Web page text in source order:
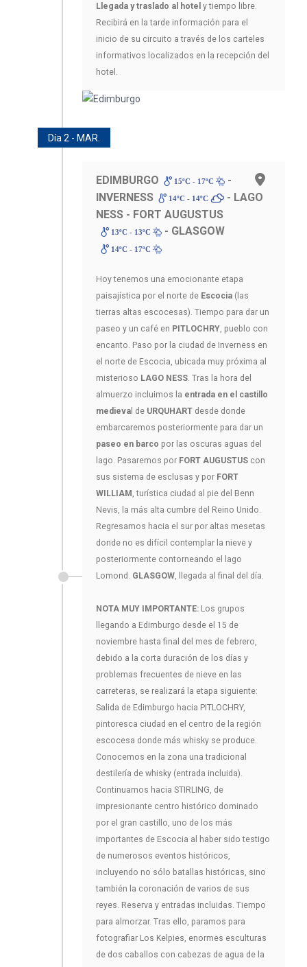
Llegada y traslado al hotel y tiempo libre.
Recibirá en la tarde información para el
inicio de su circuito a través de los carteles
informativos localizados en la recepción del
hotel.
Día 2 - MAR.
EDIMBURGO 15ºC - 17ºC
-
INVERNESS
14ºC - 14ºC
- LAGO
NESS - FORT AUGUSTUS
13ºC - 13ºC - GLASGOW
14ºC - 17ºC
Hoy tenemos una emocionante etapa
paisajística por el norte de Escocia (las
tierras altas escocesas). Tiempo para dar un
paseo y un café en PITLOCHRY , pueblo con
encanto. Paso por la ciudad de Inverness en
el norte de Escocia, ubicada muy próxima al
misterioso LAGO NESS . Tras la hora del
almuerzo incluimos la entrada en el castillo
medieva l de URQUHART desde donde
embarcaremos posteriormente para dar un
paseo en barco por las oscuras aguas del
lago. Pasaremos por FORT AUGUSTUS con
sus sistema de esclusas y por FORT
WILLIAM , turística ciudad al pie del Benn
Nevis, la más alta cumbre del Reino Unido.
Regresamos hacia el sur por altas mesetas
donde no es difícil contemplar la nieve y
posteriormente contorneando el lago
Lomond. GLASGOW , llegada al final del día.
NOTA MUY IMPORTANTE: Los grupos
llegando a Edimburgo desde el 15 de
noviembre hasta final del mes de febrero,
debido a la corta duración de los días y
problemas frecuentes de nieve en las
carreteras, se realizará la etapa siguiente:
Salida de Edimburgo hacia PITLOCHRY,
pintoresca ciudad en el centro de la región
escocesa donde más whisky se produce.
Conocemos en la zona una tradicional
destilería de whisky (entrada incluida).
Continuamos hacia STIRLING, de
impresionante centro histórico dominado
por el gran castillo, uno de los más
importantes de Escocia al haber sido testigo
de numerosos eventos históricos,
incluyendo no sólo batallas históricas, sino
también la coronación de varios de sus
reyes. Reserva y entradas incluidas. Tiempo
para almorzar. Tras ello, paramos para
fotografiar Los Kelpies, enormes esculturas
de dos caballos con cabezas de agua de la